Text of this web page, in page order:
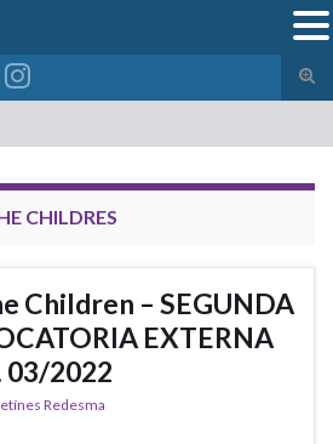
el
CHILDRES
Children – SEGUNDA
EXTERNA
03/2022
Redesma